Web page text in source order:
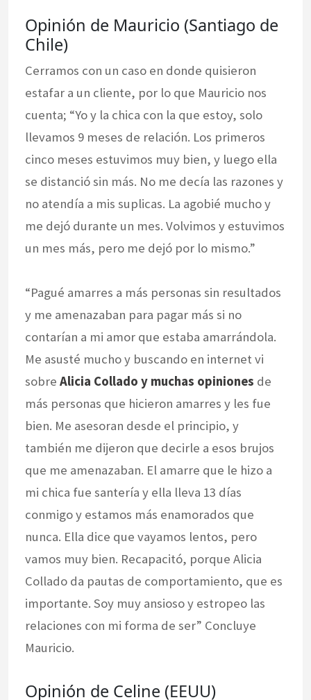
Opinión de Mauricio (Santiago de
Chile)
Cerramos con un caso en donde quisieron
estafar a un cliente, por lo que Mauricio nos
cuenta; “Yo y la chica con la que estoy, solo
llevamos 9 meses de relación. Los primeros
cinco meses estuvimos muy bien, y luego ella
se distanció sin más. No me decía las razones y
no atendía a mis suplicas. La agobié mucho y
me dejó durante un mes. Volvimos y estuvimos
un mes más, pero me dejó por lo mismo.”
“Pagué amarres a más personas sin resultados
y me amenazaban para pagar más si no
contarían a mi amor que estaba amarrándola.
Me asusté mucho y buscando en internet vi
sobre Alicia Collado y muchas opiniones de
más personas que hicieron amarres y les fue
bien. Me asesoran desde el principio, y
también me dijeron que decirle a esos brujos
que me amenazaban. El amarre que le hizo a
mi chica fue santería y ella lleva 13 días
conmigo y estamos más enamorados que
nunca. Ella dice que vayamos lentos, pero
vamos muy bien. Recapacitó, porque Alicia
Collado da pautas de comportamiento, que es
importante. Soy muy ansioso y estropeo las
relaciones con mi forma de ser” Concluye
Mauricio.
Opinión de Celine (EEUU)